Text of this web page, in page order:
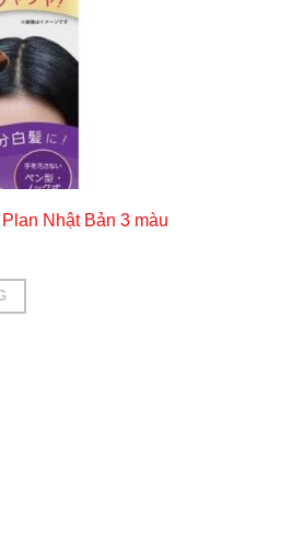
Nhật Bản 3 màu